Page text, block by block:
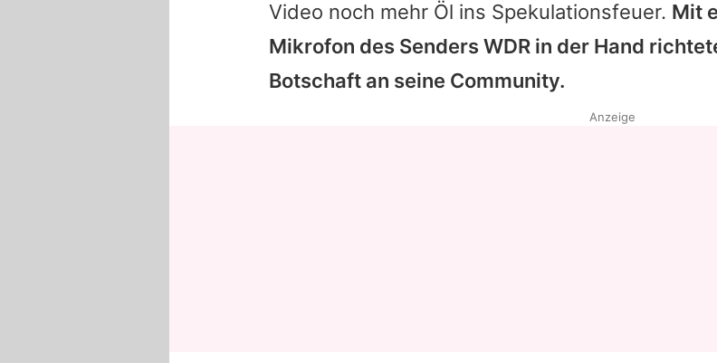
Datenschutzerklärung
Nutzungsbedingungen
Utiq verwalten
Video noch mehr Öl ins Spekulationsfeuer. Mit
Mikrofon des Senders WDR in der Hand
Botschaft an seine Community.
Anzeige